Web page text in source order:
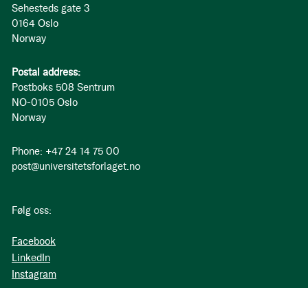
Sehesteds gate 3
0164 Oslo
Norway
Postal address:
Postboks 508 Sentrum
NO-0105 Oslo
Norway
Phone: +47 24 14 75 00
post@universitetsforlaget.no
Følg oss:
Facebook
LinkedIn
Instagram